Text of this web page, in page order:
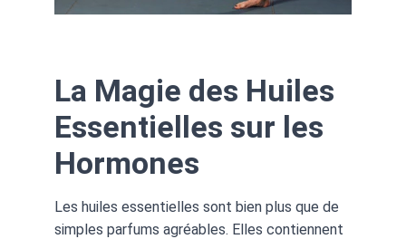
La Magie des Huiles
Essentielles sur les
Hormones
Les huiles essentielles sont bien plus que de
simples parfums agréables. Elles contiennent